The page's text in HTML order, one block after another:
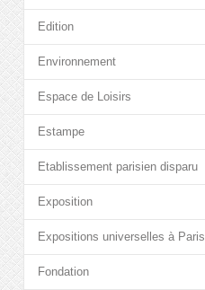
Edition
Environnement
Espace de Loisirs
Estampe
Etablissement parisien disparu
Exposition
Expositions universelles à Paris
Fondation